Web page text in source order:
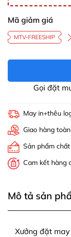
Mã giảm giá
MTV-FREESHIP
Gọi đặt
May in+thêu
Giao hàng
Sản phẩm
Cam kết hàng
Mô tả sản
Xưởng đặt